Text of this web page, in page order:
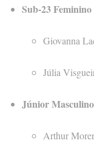
Sub-23 Feminino
Giovanna
Júlia
Júnior Masculino
Arthur